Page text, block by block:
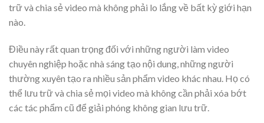
trữ và chia sẻ video mà không phải lo lắng về bất kỳ giới hạn
nào.
Điều này rất quan trọng đối với những người làm video
chuyên nghiệp hoặc nhà sáng tạo nội dung, những người
thường xuyên tạo ra nhiều sản phẩm video khác nhau. Họ có
thể lưu trữ và chia sẻ mọi video mà không cần phải xóa bớt
các tác phẩm cũ để giải phóng không gian lưu trữ.